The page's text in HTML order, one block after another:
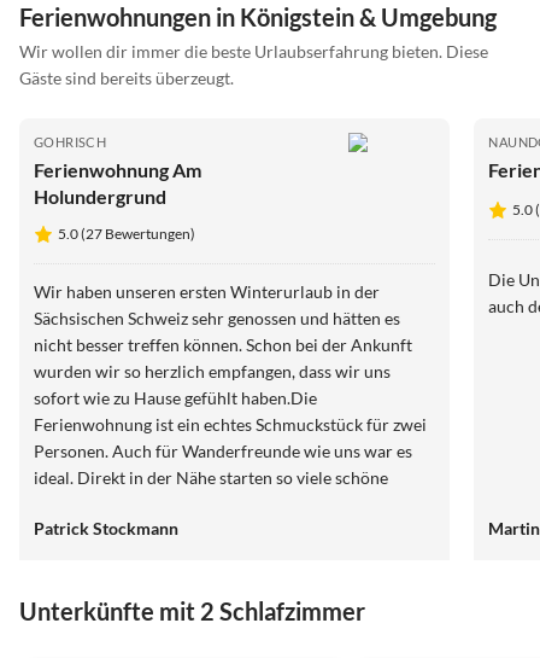
Ferienwohnungen in Königstein & Umgebung
Wir wollen dir immer die beste Urlaubserfahrung bieten. Diese
Gäste sind bereits überzeugt.
GOHRISCH
Ferienwohnung Am
Holundergrund
5.0 (27 Bewertungen)
Wir haben unseren ersten Winterurlaub in der
Sächsischen Schweiz sehr genossen und hätten es
nicht besser treffen können. Schon bei der Ankunft
wurden wir so herzlich empfangen, dass wir uns
sofort wie zu Hause gefühlt haben.Die
Ferienwohnung ist ein echtes Schmuckstück für zwei
Personen. Auch für Wanderfreunde wie uns war es
ideal. Direkt in der Nähe starten so viele schöne
eine große Tour machen will. Vielen Dank für die
Patrick Stockmann
5.0
Die
auch
Unterkünfte mit 2 Schlafzimmer